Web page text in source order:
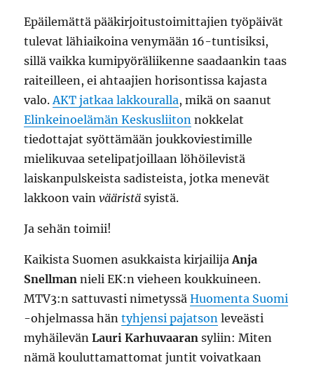
Epäilemättä pääkirjoitustoimittajien työpäivät
tulevat lähiaikoina venymään 16-tuntisiksi,
sillä vaikka kumipyöräliikenne saadaankin taas
raiteilleen, ei ahtaajien horisontissa kajasta
valo.AKT jatkaa lakkouralla, mikä on saanut
Elinkeinoelämän Keskusliiton nokkelat
tiedottajat syöttämään joukkoviestimille
mielikuvaa setelipatjoillaan löhöilevistä
laiskanpulskeista sadisteista, jotka menevät
lakkoon vainvääristä syistä.
Ja sehän toimii!
Kaikista Suomen asukkaista kirjailijaAnja
Snellman nieli EK:n vieheen koukkuineen.
MTV3:n sattuvasti nimetyssäHuomenta Suomi
-ohjelmassa häntyhjensi pajatson leveästi
myhäilevänLauri Karhuvaaran syliin: Miten
nämä kouluttamattomat juntit voivatkaan